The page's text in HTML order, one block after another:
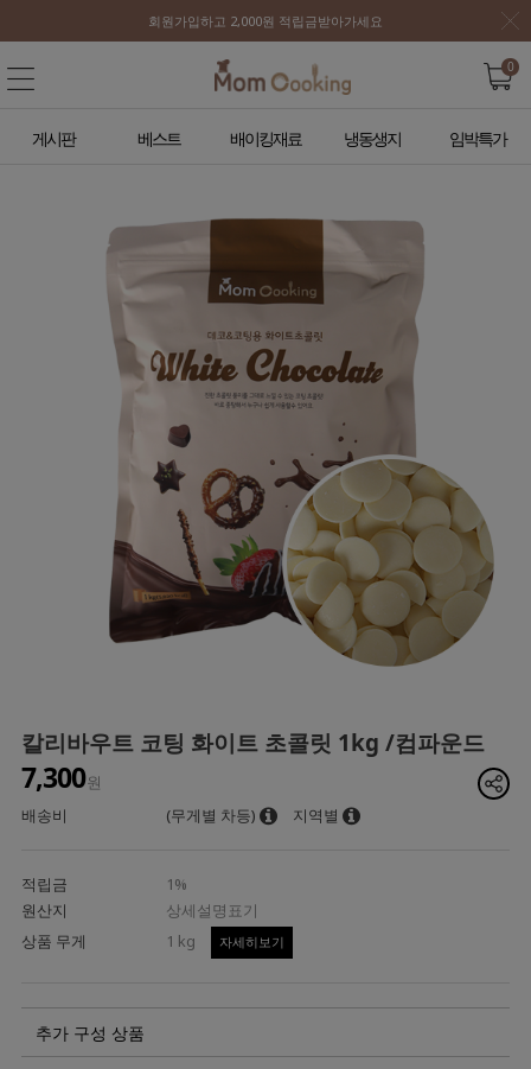
회원가입하고 2,000원 적립금받아가세요
0
게시판 베스트 배이킹재료 냉동생지 임박특가
칼리바우트 코팅 화이트 초콜릿 1kg /컴파운드
7,300원
배송비
(무게별 차등) 지역별
적립금
1%
원산지
상세설명표기
상품 무게
1 kg 자세히보기
추가 구성 상품